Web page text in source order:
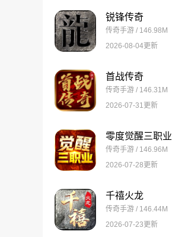
锐锋传奇
传奇手游 / 146.98M
2026-08-04更新
首战传奇
传奇手游 / 146.31M
2026-07-31更新
零度觉醒三职业
传奇手游 / 146.96M
2026-07-28更新
千禧火龙
传奇手游 / 146.44M
2026-07-23更新